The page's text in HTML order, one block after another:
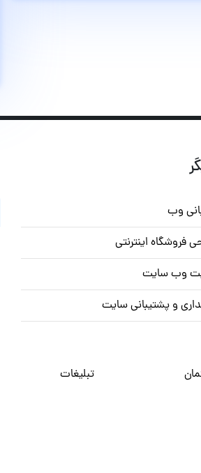
وب
فروشگاه اینترنتی
وب سایت
و پشتیبانی سایت
تبلیغات